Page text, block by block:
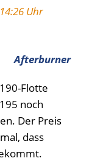
Uhr
Afterburner
Flotte
noch
Der Preis
dass